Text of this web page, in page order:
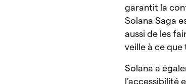
garantit la
Solana Saga
aussi de les
veille à ce
Solana a
l’accessibilité